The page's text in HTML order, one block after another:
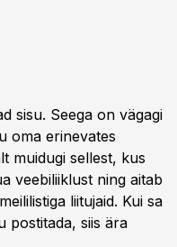
sisu. Seega on vägagi
oma erinevates
muidugi sellest, kus
veebiliiklust ning aitab
liitujaid. Kui sa
postitada, siis ära